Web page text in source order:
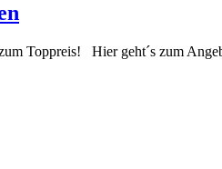
Toppreis! Hier geht´s zum